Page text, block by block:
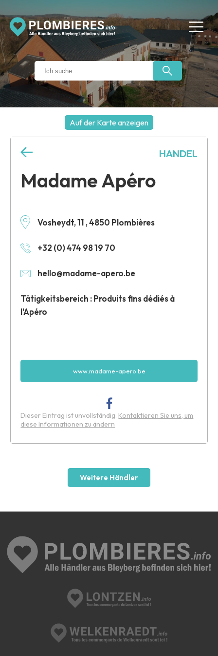
Auf der Karte anzeigen
Madame Apéro
Vosheydt, 11 , 4850 Plombières
+32 (0) 474 98 19 70
hello@madame-apero.be
Tätigkeitsbereich : Produits fins dédiés à
l'Apéro
HANDEL
www.madame-apero.be
Dieser Eintrag ist unvollständig. Kontaktieren Sie uns, um
diese Informationen zu ändern
+
−
Weitere Händler